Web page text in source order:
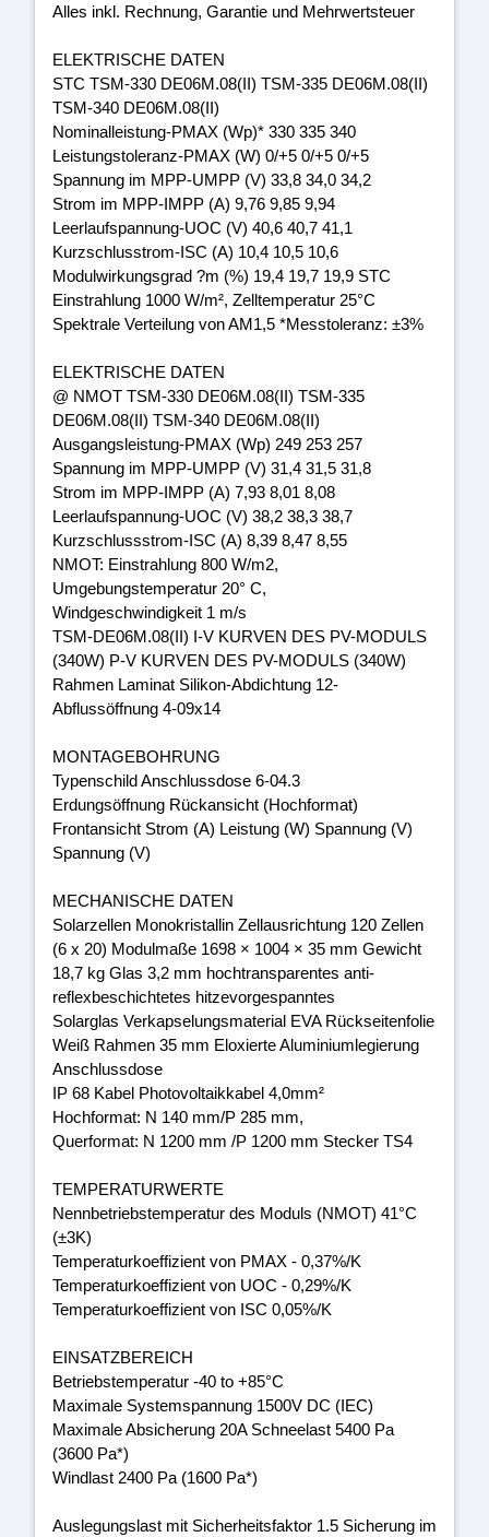
Alles inkl. Rechnung, Garantie und Mehrwertsteuer
ELEKTRISCHE DATEN
STC TSM-330 DE06M.08(II) TSM-335 DE06M.08(II)
TSM-340 DE06M.08(II)
Nominalleistung-PMAX (Wp)* 330 335 340
Leistungstoleranz-PMAX (W) 0/+5 0/+5 0/+5
Spannung im MPP-UMPP (V) 33,8 34,0 34,2
Strom im MPP-IMPP (A) 9,76 9,85 9,94
Leerlaufspannung-UOC (V) 40,6 40,7 41,1
Kurzschlusstrom-ISC (A) 10,4 10,5 10,6
Modulwirkungsgrad ?m (%) 19,4 19,7 19,9 STC
Einstrahlung 1000 W/m², Zelltemperatur 25°C
Spektrale Verteilung von AM1,5 *Messtoleranz: ±3%
ELEKTRISCHE DATEN
@ NMOT TSM-330 DE06M.08(II) TSM-335
DE06M.08(II) TSM-340 DE06M.08(II)
Ausgangsleistung-PMAX (Wp) 249 253 257
Spannung im MPP-UMPP (V) 31,4 31,5 31,8
Strom im MPP-IMPP (A) 7,93 8,01 8,08
Leerlaufspannung-UOC (V) 38,2 38,3 38,7
Kurzschlussstrom-ISC (A) 8,39 8,47 8,55
NMOT: Einstrahlung 800 W/m2,
Umgebungstemperatur 20° C,
Windgeschwindigkeit 1 m/s
TSM-DE06M.08(II) I-V KURVEN DES PV-MODULS
(340W) P-V KURVEN DES PV-MODULS (340W)
Rahmen Laminat Silikon-Abdichtung 12-
Abflussöffnung 4-09x14
MONTAGEBOHRUNG
Typenschild Anschlussdose 6-04.3
Erdungsöffnung Rückansicht (Hochformat)
Frontansicht Strom (A) Leistung (W) Spannung (V)
Spannung (V)
MECHANISCHE DATEN
Solarzellen Monokristallin Zellausrichtung 120 Zellen
(6 x 20) Modulmaße 1698 × 1004 × 35 mm Gewicht
18,7 kg Glas 3,2 mm hochtransparentes anti-
reflexbeschichtetes hitzevorgespanntes
Solarglas Verkapselungsmaterial EVA Rückseitenfolie
Weiß Rahmen 35 mm Eloxierte Aluminiumlegierung
Anschlussdose
IP 68 Kabel Photovoltaikkabel 4,0mm²
Hochformat: N 140 mm/P 285 mm,
Querformat: N 1200 mm /P 1200 mm Stecker TS4
TEMPERATURWERTE
Nennbetriebstemperatur des Moduls (NMOT) 41°C
(±3K)
Temperaturkoeffizient von PMAX - 0,37%/K
Temperaturkoeffizient von UOC - 0,29%/K
Temperaturkoeffizient von ISC 0,05%/K
EINSATZBEREICH
Betriebstemperatur -40 to +85°C
Maximale Systemspannung 1500V DC (IEC)
Maximale Absicherung 20A Schneelast 5400 Pa
(3600 Pa*)
Windlast 2400 Pa (1600 Pa*)
Auslegungslast mit Sicherheitsfaktor 1.5 Sicherung im